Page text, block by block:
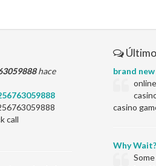
hace
call
brand
casino
Why